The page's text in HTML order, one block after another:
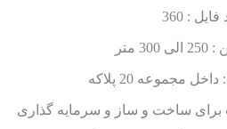
: 360
متر
مجموعه 20 پلاکه
برای ساخت و ساز و سرمایه گذاری